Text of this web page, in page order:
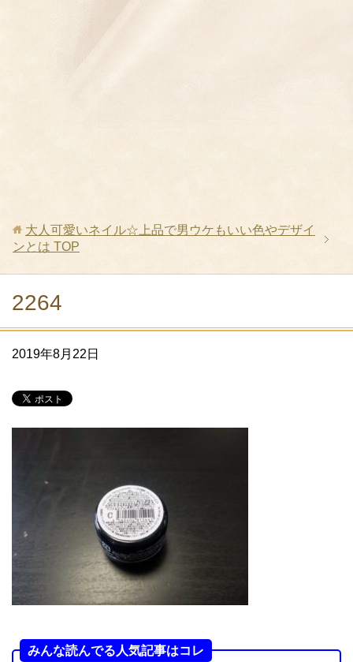
大人可愛いネイル☆上品で男ウケもいい色やデザイ
ンとは TOP
2264
2019年8月22日
みんな読んでる人気記事はコレ